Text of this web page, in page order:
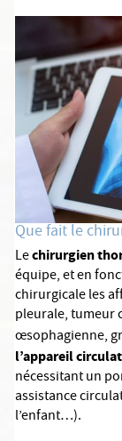
Que fait le
Lechirurgien
équipe, et en
chirurgicale les
pleurale, tumeur
œsophagienne,
l’appareil
nécessitant un
assistance
l’enfant…).